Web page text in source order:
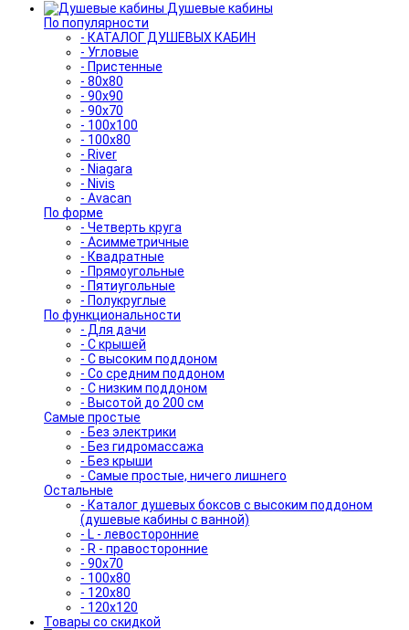
Душевые кабины
По популярности
- КАТАЛОГ ДУШЕВЫХ КАБИН
- Угловые
- Пристенные
- 80x80
- 90x90
- 90x70
- 100x100
- 100x80
- River
- Niagara
- Nivis
- Avacan
По форме
- Четверть круга
- Асимметричные
- Квадратные
- Прямоугольные
- Пятиугольные
- Полукруглые
По функциональности
- Для дачи
- С крышей
- С высоким поддоном
- Со средним поддоном
- С низким поддоном
- Высотой до 200 см
Самые простые
- Без электрики
- Без гидромассажа
- Без крыши
- Самые простые, ничего лишнего
Остальные
- Каталог душевых боксов с высоким поддоном
(душевые кабины с ванной)
- L - левосторонние
- R - правосторонние
- 90x70
- 100x80
- 120x80
- 120x120
Товары со скидкой